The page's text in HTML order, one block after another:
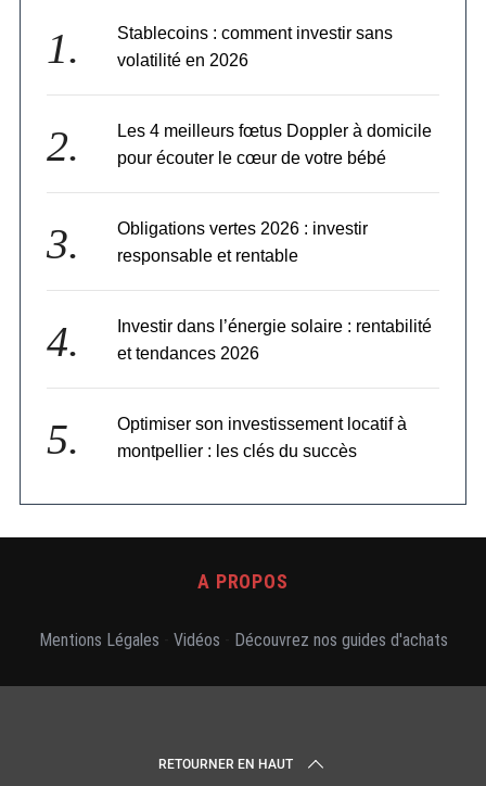
Stablecoins : comment investir sans
volatilité en 2026
Les 4 meilleurs fœtus Doppler à domicile
pour écouter le cœur de votre bébé
Obligations vertes 2026 : investir
responsable et rentable
Investir dans l’énergie solaire : rentabilité
et tendances 2026
Optimiser son investissement locatif à
montpellier : les clés du succès
A PROPOS
Mentions Légales Vidéos Découvrez nos guides d'achats
RETOURNER EN HAUT